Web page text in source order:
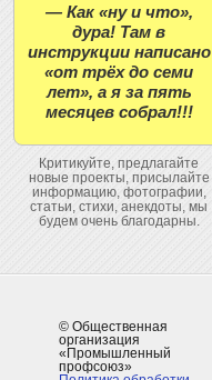
— Как «ну и что»,
дура! Там в
инструкции написано
«от трёх до семи
лет», а я за пять
месяцев собрал!!!
Критикуйте, предлагайте
новые проекты, присылайте
информацию, фотографии,
статьи, стихи, анекдоты, мы
будем очень благодарны.
© Общественная
организация
«Промышленный
профсоюз»